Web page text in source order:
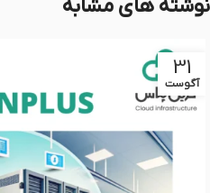
نوشته های مشابه
31
آگوست